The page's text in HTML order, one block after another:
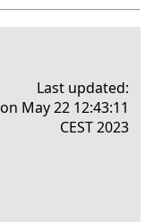
Last updated:
May 22 12:43:11
CEST 2023